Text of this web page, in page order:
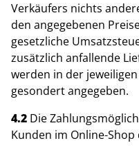
Verkäufers nichts
den angegebenen
gesetzliche
zusätzlich anfallende
werden in der
gesondert angegeben.
4.2 Die
Kunden im Online-